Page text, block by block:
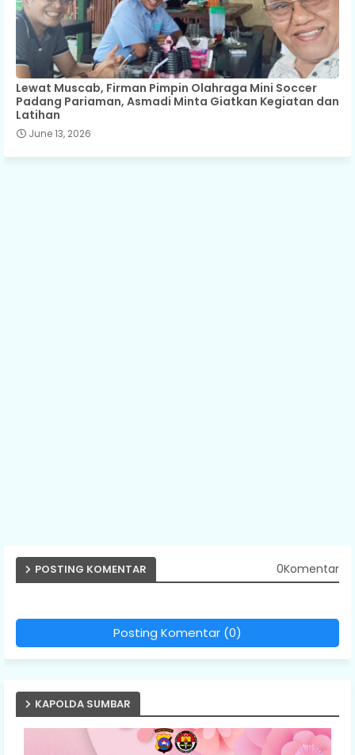
Lewat Muscab, Firman Pimpin Olahraga Mini Soccer
Padang Pariaman, Asmadi Minta Giatkan Kegiatan dan
Latihan
June 13, 2026
POSTING KOMENTAR 0Komentar
Posting Komentar (0)
KAPOLDA SUMBAR